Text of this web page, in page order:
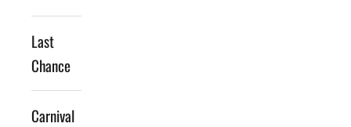
Last
Chance
Carnival